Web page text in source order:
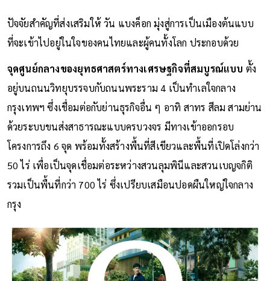
ปัจจัยสำคัญที่ส่งเสริมให้ วัน แบงค็อก มุ่งสู่การเป็นเมืองต้นแบบ
ที่จะเข้าไปอยู่ในใจของคนไทยและผู้คนทั้งโลก ประกอบด้วย
จุดศูนย์กลางของยุทธศาสตร์ทางเศรษฐกิจที่สมบูรณ์แบบ ตั้ง
อยู่บนถนนวิทยุบรรจบกับถนนพระราม 4 เป็นทำเลใจกลาง
กรุงเทพฯ ซึ่งเชื่อมต่อกับย่านธุรกิจอื่น ๆ อาทิ สาทร สีลม สามย่าน
ด้วยระบบขนส่งสาธารณะแบบครบวงจร มีทางเข้าออกรอบ
โครงการถึง 6 จุด พร้อมทั้งสร้างพื้นที่สีเขียวและพื้นที่เปิดโล่งกว่า
50 ไร่ เพื่อเป็นจุดเชื่อมต่อระหว่างสวนลุมพินีและสวนเบญจกิติ
รวมเป็นพื้นที่กว่า 700 ไร่ ซึ่งเปรียบเสมือนปอดผืนใหญ่ใจกลาง
กรุง